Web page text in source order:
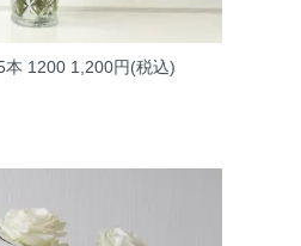
本 12001,200円(税込)